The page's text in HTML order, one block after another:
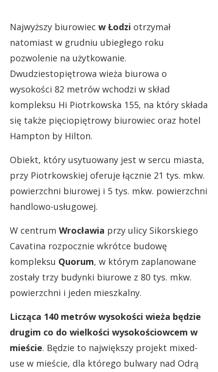
Najwyższy biurowiec w Łodzi otrzymał
natomiast w grudniu ubiegłego roku
pozwolenie na użytkowanie.
Dwudziestopiętrowa wieża biurowa o
wysokości 82 metrów wchodzi w skład
kompleksu Hi Piotrkowska 155, na który składa
się także pięciopiętrowy biurowiec oraz hotel
Hampton by Hilton.
Obiekt, który usytuowany jest w sercu miasta,
przy Piotrkowskiej oferuje łącznie 21 tys. mkw.
powierzchni biurowej i 5 tys. mkw. powierzchni
handlowo-usługowej.
W centrum Wrocławia przy ulicy Sikorskiego
Cavatina rozpocznie wkrótce budowę
kompleksu Quorum, w którym zaplanowane
zostały trzy budynki biurowe z 80 tys. mkw.
powierzchni i jeden mieszkalny.
Licząca 140 metrów wysokości wieża będzie
drugim co do wielkości wysokościowcem w
mieście. Będzie to największy projekt mixed-
use w mieście, dla którego bulwary nad Odrą